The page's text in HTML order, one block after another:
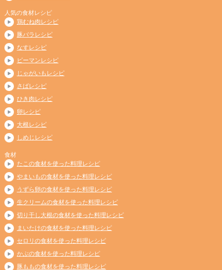
人気の食材レシピ
鶏むね肉レシピ
豚バラレシピ
なすレシピ
ピーマンレシピ
じゃがいもレシピ
さばレシピ
ひき肉レシピ
卵レシピ
大根レシピ
しめじレシピ
食材
たこの食材を使った料理レシピ
やまいもの食材を使った料理レシピ
うずら卵の食材を使った料理レシピ
生クリームの食材を使った料理レシピ
切り干し大根の食材を使った料理レシピ
まいたけの食材を使った料理レシピ
セロリの食材を使った料理レシピ
かぶの食材を使った料理レシピ
豚ももの食材を使った料理レシピ